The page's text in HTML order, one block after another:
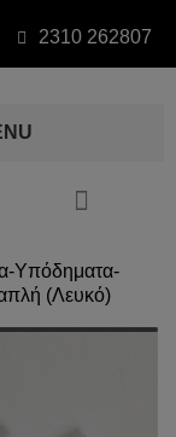
2310 262807
Υπόδηματα-
(Λευκό)